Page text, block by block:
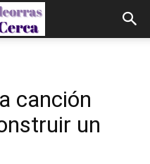
canción
un